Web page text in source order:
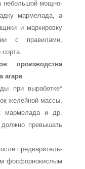
небольшой мощно­
мармелада, а
и маркировку
с правилами,
производства
агаре
при выработке*
желейной массы,
мармелада и др.
превышать
предваритель­
фосфорнокислым